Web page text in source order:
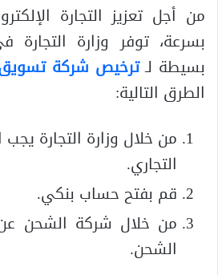
من أجل تعزيز التجارة
بسرعة، توفر وزارة
بسيطة لـترخيص شركة تسويق
الطرق التالية:
من خلال وزارة التجارة
التجاري.
قم بفتح حساب بنكي.
من خلال شركة الشحن
الشحن.